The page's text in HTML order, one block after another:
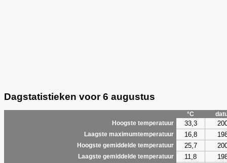
Dagstatistieken voor 6 augustus
°C
Hoogste temperatuur
33,3
Laagste maximumtemperatuur 16,8
Hoogste gemiddelde temperatuur 25,7
Laagste gemiddelde temperatuur 11,8